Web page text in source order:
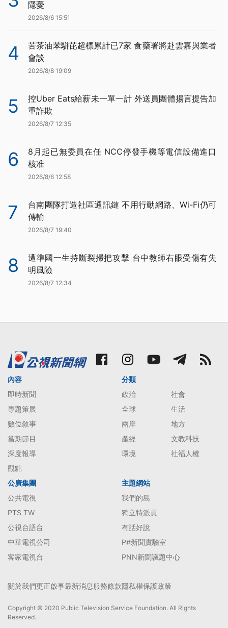
隱憂
2026/8/6 15:51
4
苦茶油苯駢芘超標累計已7家 食藥署將赴雲嘉與業者
會談
2026/8/8 19:09
5
控Uber Eats給薪未一單一計 外送員團體揚言提告加
重詐欺
2026/8/7 12:35
6
8月起已無委員在任 NCC停發手機等電信設備進口
核准
2026/8/6 12:58
7
台南團隊打造社區通訊鏈 不用行動網路、Wi-Fi仍可
傳輸
2026/8/7 19:40
8
遭準國一生持斷裂掃把攻擊 台中教師右眼受傷有失
明風險
2026/8/7 12:34
內容
即時新聞
專題策展
數位敘事
當期節目
深度報導
觀點
分類
政治
社會
全球
生活
兩岸
地方
產經
文教科技
環境
社福人權
公廣集團
公共電視
PTS TW
公視台語台
中華電視公司
客家電視台
主題網站
我們的島
獨立特派員
有話好說
P#新聞實驗室
PNN新聞議題中心
關於我們更正啟事最新消息服務條款隱私權保護政策
Copyright © 2020 Public Television Service Foundation. All Rights
Reserved.